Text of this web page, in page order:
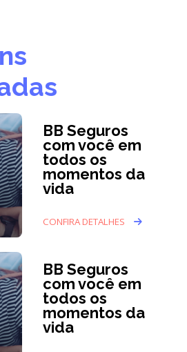
BB Seguros
com você em
todos os
momentos da
vida
CONFIRA DETALHES
BB Seguros
com você em
todos os
momentos da
vida